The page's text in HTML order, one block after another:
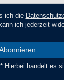
ich die
ich jederzeit
Abonnieren
Hierbei handelt es